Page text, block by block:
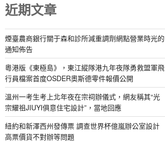
近期文章
煙臺農商銀行關于森和診所減重調劑網點營業時光的
通知佈告
粵港版《東極島》，東江縱隊港九年夜隊勇救盟軍飛
行員檔案首度OSDER奧斯德零件報價公開
溫州一考生考上北年夜在宗祠辦儀式，網友稱其“光
宗耀祖JIUYI俱意住宅設計”，當地回應
紐約和新澤西州發傳票 調查世界杯億嵐辦公室設計
高票價貨不對辦等問題